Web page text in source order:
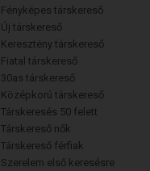
Fényképes társkereső
Új társkereső
Keresztény társkereső
Fiatal társkereső
30as társkereső
Középkorú társkereső
Társkeresés 50 felett
Társkereső nők
Társkereső férfiak
Szerelem első keresésre